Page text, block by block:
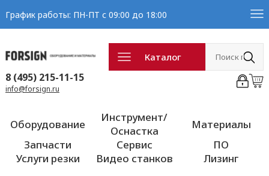
График работы: ПН-ПТ с 09:00 до 18:00
Каталог
8 (495) 215-11-15
info@forsign.ru
Оборудование
Инструмент/
Оснастка
Материалы
Запчасти
Сервис
ПО
Услуги резки
Видео станков Лизинг